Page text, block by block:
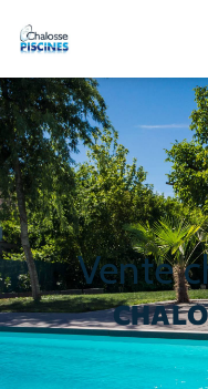
vente